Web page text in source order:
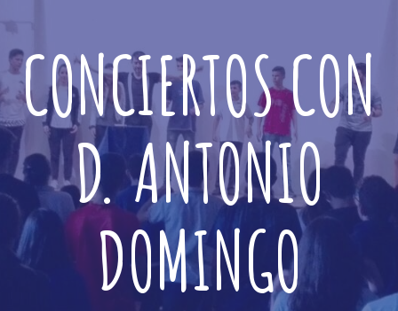
CONCIERTOS CON
D. ANTONIO
DOMINGO